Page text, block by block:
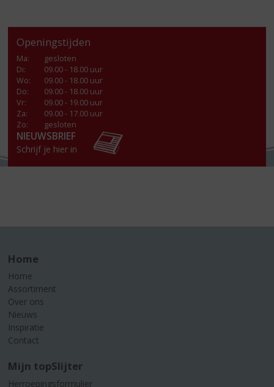
Openingstijden
Ma:
gesloten
Di:
09.00 - 18.00 uur
Wo:
09.00 - 18.00 uur
Do:
09.00 - 18.00 uur
Vr:
09.00 - 19.00 uur
Za:
09.00 - 17.00 uur
Zo:
gesloten
NIEUWSBRIEF
Schrijf je hier in
Home
Home
Assortiment
Over ons
Nieuws
Inspiratie
Contact
Mijn topSlijter
Herroepingsformulier